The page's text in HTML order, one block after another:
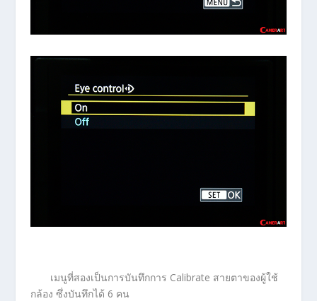
เมนูที่สองเป็นการบันทึกการ Calibrate สายตาของผู้ใช้
กล้อง ซึ่งบันทึกได้ 6 คน